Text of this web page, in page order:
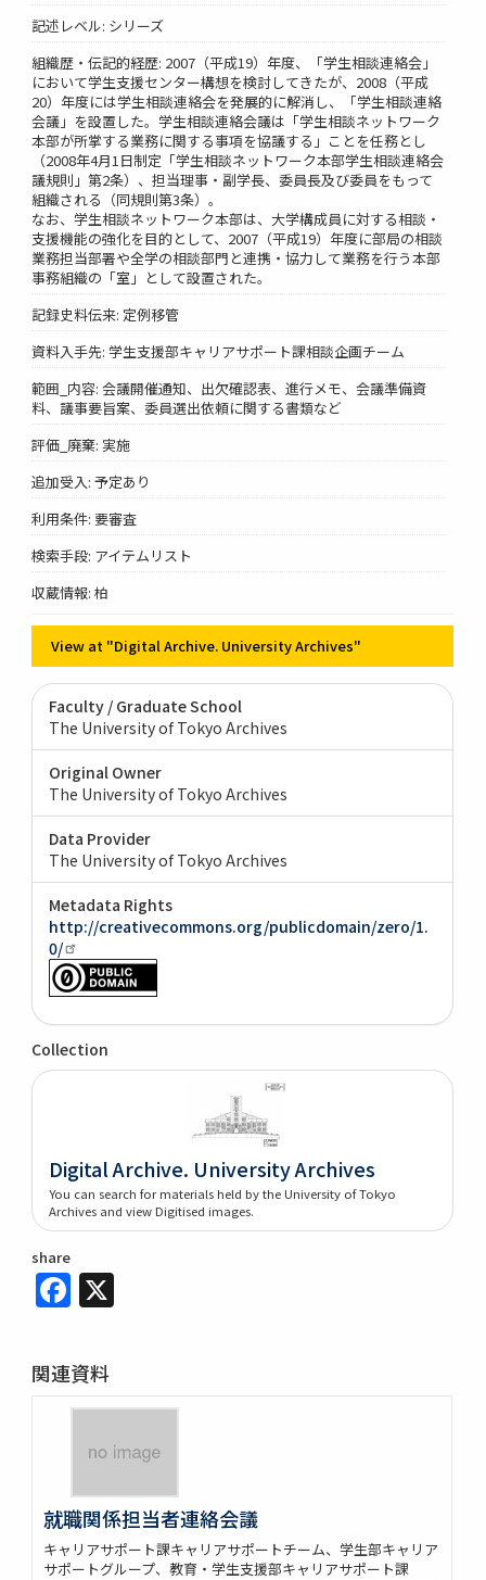
記述レベル: シリーズ
組織歴・伝記的経歴: 2007（平成19）年度、「学生相談連絡会」
において学生支援センター構想を検討してきたが、2008（平成
20）年度には学生相談連絡会を発展的に解消し、「学生相談連絡
会議」を設置した。学生相談連絡会議は「学生相談ネットワーク
本部が所掌する業務に関する事項を協議する」ことを任務とし
（2008年4月1日制定「学生相談ネットワーク本部学生相談連絡会
議規則」第2条）、担当理事・副学長、委員長及び委員をもって
組織される（同規則第3条）。
なお、学生相談ネットワーク本部は、大学構成員に対する相談・
支援機能の強化を目的として、2007（平成19）年度に部局の相談
業務担当部署や全学の相談部門と連携・協力して業務を行う本部
事務組織の「室」として設置された。
記録史料伝来: 定例移管
資料入手先: 学生支援部キャリアサポート課相談企画チーム
範囲_内容: 会議開催通知、出欠確認表、進行メモ、会議準備資
料、議事要旨案、委員選出依頼に関する書類など
評価_廃棄: 実施
追加受入: 予定あり
利用条件: 要審査
検索手段: アイテムリスト
収蔵情報: 柏
View at "Digital Archive. University Archives"
Faculty / Graduate School
The University of Tokyo Archives
Original Owner
The University of Tokyo Archives
Data Provider
The University of Tokyo Archives
Metadata Rights
http://creativecommons.org/publicdomain/zero/1.
0/
Collection
Digital Archive. University Archives
You can search for materials held by the University of Tokyo
Archives and view Digitised images.
share
Facebook
関連資料
就職関係担当者連絡会議
キャリアサポート課キャリアサポートチーム、学生部キャリア
サポートグループ、教育・学生支援部キャリアサポート課